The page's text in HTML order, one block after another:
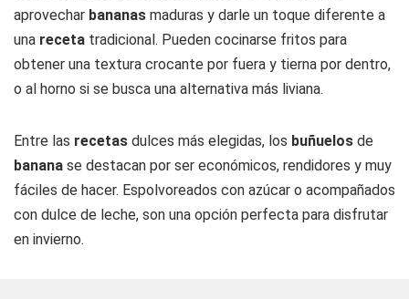
aprovechar bananas maduras y darle un toque diferente a
una receta tradicional. Pueden cocinarse fritos para
obtener una textura crocante por fuera y tierna por dentro,
o al horno si se busca una alternativa más liviana.
Entre las recetas dulces más elegidas, los buñuelos de
banana se destacan por ser económicos, rendidores y muy
fáciles de hacer. Espolvoreados con azúcar o acompañados
con dulce de leche, son una opción perfecta para disfrutar
en invierno.